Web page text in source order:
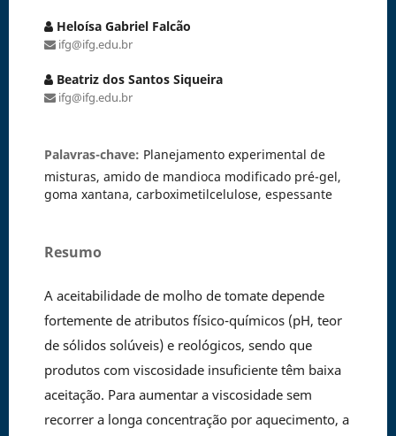
Heloísa Gabriel Falcão
ifg@ifg.edu.br
Beatriz dos Santos Siqueira
ifg@ifg.edu.br
Palavras-chave: Planejamento experimental de
misturas, amido de mandioca modificado pré-gel,
goma xantana, carboximetilcelulose, espessante
Resumo
A aceitabilidade de molho de tomate depende
fortemente de atributos físico-químicos (pH, teor
de sólidos solúveis) e reológicos, sendo que
produtos com viscosidade insuficiente têm baixa
aceitação. Para aumentar a viscosidade sem
recorrer a longa concentração por aquecimento, a